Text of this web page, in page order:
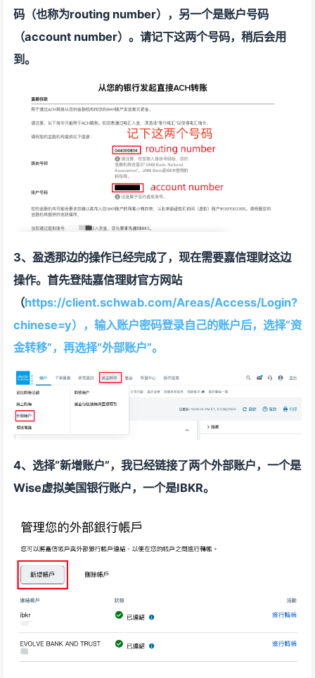
码（也称为routing number），另一个是账户号码
（account number）。请记下这两个号码，稍后会用
到。
3、盈透那边的操作已经完成了，现在需要嘉信理财这边
操作。首先登陆嘉信理财官方网站
（https://client.schwab.com/Areas/Access/Login?
chinese=y），输入账户密码登录自己的账户后，选择“资
金转移”，再选择“外部账户”。
4、选择“新增账户”，我已经链接了两个外部账户，一个是
Wise虚拟美国银行账户，一个是IBKR。